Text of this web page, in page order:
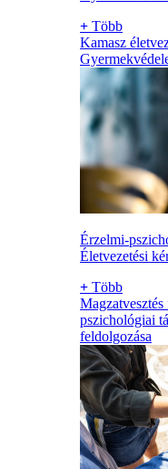
+ Több
Kamasz
Érzelmi-
Életvezetési
+ Több
Magzatvesztés
pszichológiai
feldolgozása